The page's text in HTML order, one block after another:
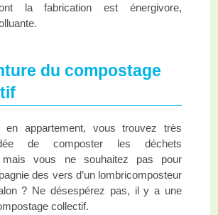
la fabrication est énergivore,
du compostage
en appartement, vous trouvez très
de composter les déchets
mais vous ne souhaitez pas pour
des vers d’un lombricomposteur
? Ne désespérez pas, il y a une
collectif.